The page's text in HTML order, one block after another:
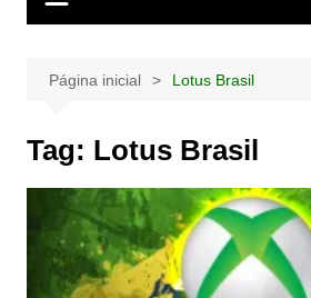
Página inicial Lotus Brasil
Tag: Lotus Brasil